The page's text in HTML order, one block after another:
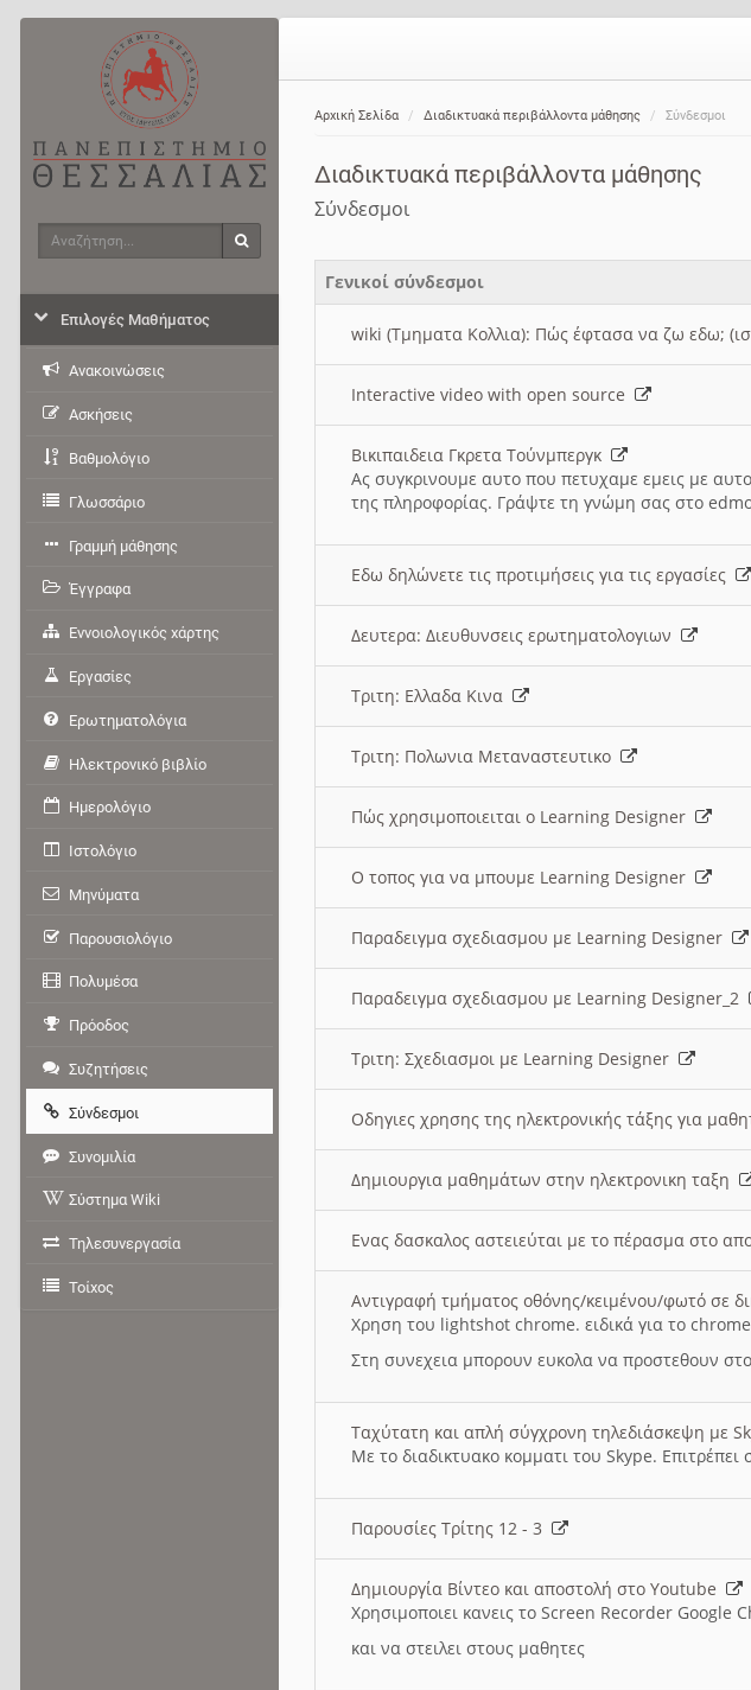
Αρχική Σελίδα Διαδικτυακά περιβάλλοντα μάθησης Σύνδεσμοι
Διαδικτυακά περιβάλλοντα μάθησης
Σύνδεσμοι
Γενικοί σύνδεσμοι
wiki (Τμηματα Κολλια): Πώς έφτασα να ζω εδω;
Interactive video with open source
Βικιπαιδεια Γκρετα Τούνμπεργκ
Ας συγκρινουμε αυτο που πετυχαμε εμεις με
της πληροφορίας. Γράψτε τη γνώμη σας στο
Εδω δηλώνετε τις προτιμήσεις για τις εργασίες
Δευτερα: Διευθυνσεις ερωτηματολογιων
Τριτη: Ελλαδα Κινα
Τριτη: Πολωνια Μεταναστευτικο
Πώς χρησιμοποιειται ο Learning Designer
O τοπος για να μπουμε Learning Designer
Παραδειγμα σχεδιασμου με Learning Designer
Παραδειγμα σχεδιασμου με Learning Designer_2
Τριτη: Σχεδιασμοι με Learning Designer
Οδηγιες χρησης της ηλεκτρονικής τάξης για
Δημιουργια μαθημάτων στην ηλεκτρονικη ταξη
Ενας δασκαλος αστειεύται με το πέρασμα στο
Αντιγραφή τμήματος οθόνης/κειμένου/φωτό σε
Χρηση του lightshot chrome. ειδικά για το chrome
Στη συνεχεια μπορουν ευκολα να προστεθουν
Ταχύτατη και απλή σύγχρονη τηλεδιάσκεψη με
Με το διαδικτυακο κομματι του Skype.
Παρουσίες Τρίτης 12 - 3
Δημιουργία Βίντεο και αποστολή στο Youtube
Χρησιμοποιει κανεις το Screen Recorder Google
και να στειλει στους μαθητες
Αναζήτηση
Επιλογές Μαθήματος
Ανακοινώσεις
Ασκήσεις
Βαθμολόγιο
Γλωσσάριο
Γραμμή μάθησης
Έγγραφα
Εννοιολογικός χάρτης
Εργασίες
Ερωτηματολόγια
Ηλεκτρονικό βιβλίο
Ημερολόγιο
Ιστολόγιο
Μηνύματα
Παρουσιολόγιο
Πολυμέσα
Πρόοδος
Συζητήσεις
Σύνδεσμοι
Συνομιλία
Σύστημα Wiki
Τηλεσυνεργασία
Τοίχος